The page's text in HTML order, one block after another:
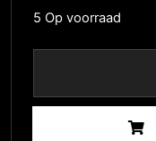
5 Op voorraad